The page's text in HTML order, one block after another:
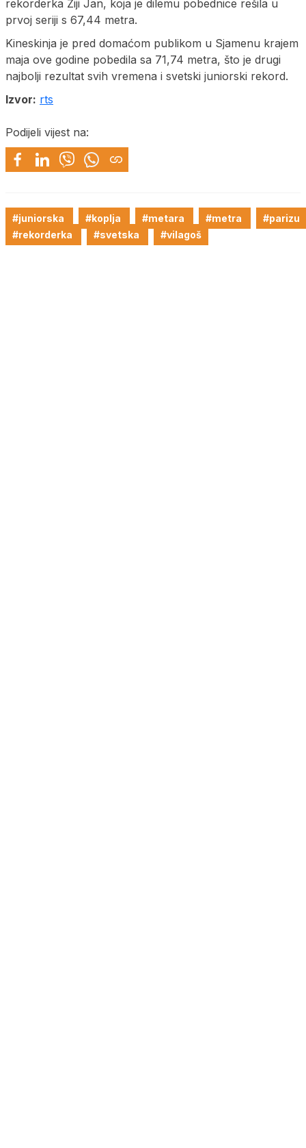
rekorderka Ziji Jan, koja je dilemu pobednice rešila u
prvoj seriji s 67,44 metra.
Kineskinja je pred domaćom publikom u Sjamenu krajem
maja ove godine pobedila sa 71,74 metra, što je drugi
najbolji rezultat svih vremena i svetski juniorski rekord.
Izvor: rts
Podijeli vijest na:
#juniorska #koplja #metara #metra
#parizu
#rekorderka
#svetska #vilagoš